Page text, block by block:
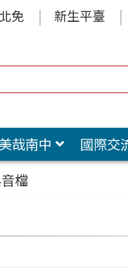
免 新生平臺
美哉南中 國際交
檔